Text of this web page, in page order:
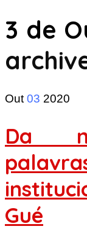
3 de
Out 03 2020
Da
Gué